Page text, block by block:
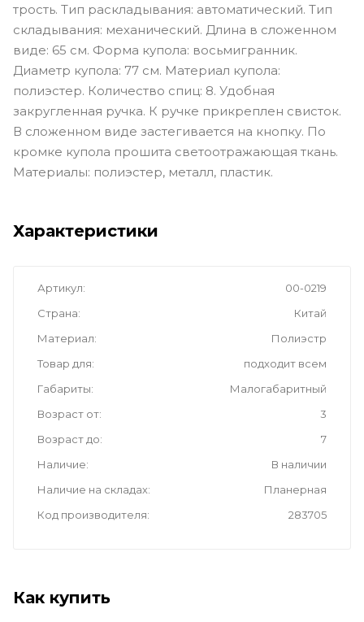
трость. Тип раскладывания: автоматический. Тип
складывания: механический. Длина в сложенном
виде: 65 см. Форма купола: восьмигранник.
Диаметр купола: 77 см. Материал купола:
полиэстер. Количество спиц: 8. Удобная
закругленная ручка. К ручке прикреплен свисток.
В сложенном виде застегивается на кнопку. По
кромке купола прошита светоотражающая ткань.
Материалы: полиэстер, металл, пластик.
Характеристики
Артикул
00-0219
Страна
Китай
Материал
Полиэстр
Товар для
подходит всем
Габариты
Малогабаритный
Возраст от
3
Возраст до
7
Наличие
В наличии
Наличие на складах
Планерная
Код производителя
283705
Как купить